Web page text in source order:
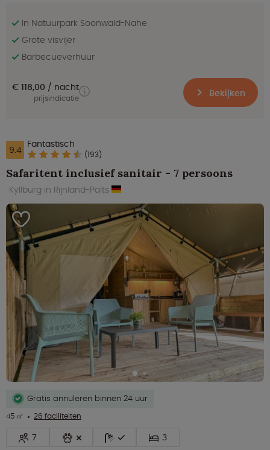
In Natuurpark Soonwald-Nahe
Grote visvijer
Barbecueverhuur
€ 118,00 nacht
prijsindicatie Bekijken
9.4 Fantastisch
(193)
Safaritent inclusief sanitair - 7 persoons
Kyllburg in Rijnland-Palts
Gratis annuleren binnen 24 uur
45 ㎡
26 faciliteiten
7 3